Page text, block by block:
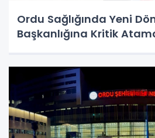
Ordu Sağlığında Yeni
Başkanlığına Kritik